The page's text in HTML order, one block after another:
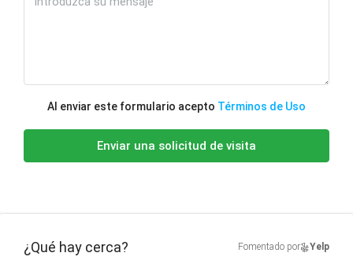
Al enviar este formulario acepto Términos de Uso
Enviar una solicitud de visita
¿Qué hay cerca? Fomentado por Yelp